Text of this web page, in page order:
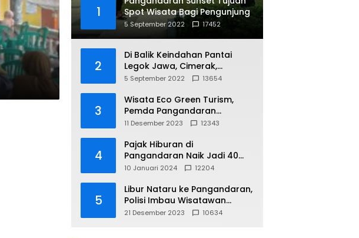
1
Spot Wisata Bagi Pengunjung
5 September 2022 17452
2
Di Balik Keindahan Pantai
Legok Jawa, Cimerak,
Pangandaran
5 September 2022 13654
3
Wisata Eco Green Turism,
Pemda Pangandaran
Gandeng PLN
11 Desember 2023 12343
4
Pajak Hiburan di
Pangandaran Naik Jadi 40
Persen
10 Januari 2024 12204
5
Libur Nataru ke Pangandaran,
Polisi Imbau Wisatawan
Gunakan Jalur Arteri
21 Desember 2023 10634